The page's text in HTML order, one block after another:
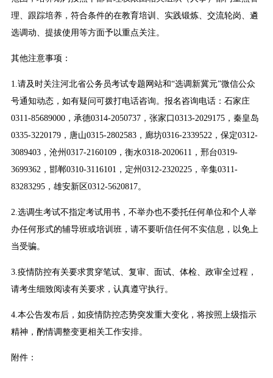
理、跟踪培养，符合条件的在教育培训、实践锻炼、交流轮岗、遴
选调动、提拔使用等方面予以重点关注。
其他注意事项：
1.请及时关注河北省公务员考试专题网站和“选调新冀元”微信公众
号通知动态，如有疑问可拨打电话咨询。报名咨询电话：石家庄
0311-85689000，承德0314-2050737，张家口0313-2029175，秦皇岛
0335-3220179，唐山0315-2802583，廊坊0316-2339522，保定0312-
3089403，沧州0317-2160109，衡水0318-2020611，邢台0319-
3699362，邯郸0310-3116101，定州0312-2320225，辛集0311-
83283295，雄安新区0312-5620817。
2.选调生考试不指定考试用书，不举办也不委托任何单位和个人举
办任何形式的辅导班或培训班，请不要听信任何不实信息，以免上
当受骗。
3.疫情防控有关要求贯穿笔试、复审、面试、体检、政审全过程，
请考生细致阅读有关要求，认真遵守执行。
4.本公告发布后，如疫情防控态势突发重大变化，将按照上级指示
精神，酌情调整变更相关工作安排。
附件：